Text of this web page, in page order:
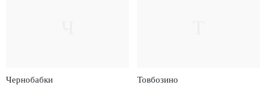
Чернобабки Товбозино